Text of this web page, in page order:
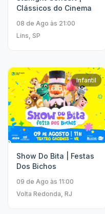
Clássicos do Cinema
08 de Ago às 21:00
Lins, SP
Infantil
Show Do Bita | Festas
Dos Bichos
09 de Ago às 11:00
Volta Redonda, RJ